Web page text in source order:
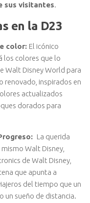
sus visitantes.
en la D23
color: El icónico
los colores que lo
Walt Disney World para
renovado, inspirados en
actualizados
dorados para
La querida
Walt Disney,
de Walt Disney,
que apunta a
del tiempo que un
un sueño de distancia.